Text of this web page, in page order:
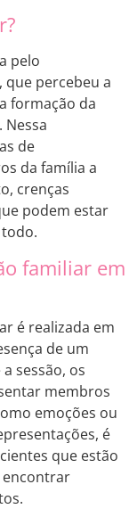
pelo
, que percebeu a
formação da
de
da família a
crenças
podem estar
familiar em
é realizada em
de um
sessão, os
membros
emoções ou
é
que estão
encontrar